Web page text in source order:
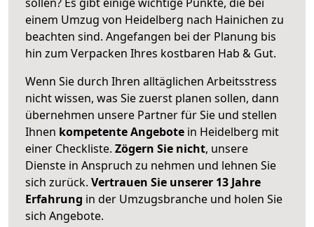
einem Umzug von Heidelberg nach Hainichen zu
beachten sind. Angefangen bei der Planung bis
hin zum Verpacken Ihres kostbaren Hab & Gut.
Wenn Sie durch Ihren alltäglichen Arbeitsstress
nicht wissen, was Sie zuerst planen sollen, dann
übernehmen unsere Partner für Sie und stellen
Ihnen kompetente Angebote in Heidelberg mit
einer Checkliste. Zögern Sie nicht, unsere
Dienste in Anspruch zu nehmen und lehnen Sie
sich zurück. Vertrauen Sie unserer 13 Jahre
Erfahrung in der Umzugsbranche und holen Sie
sich Angebote.